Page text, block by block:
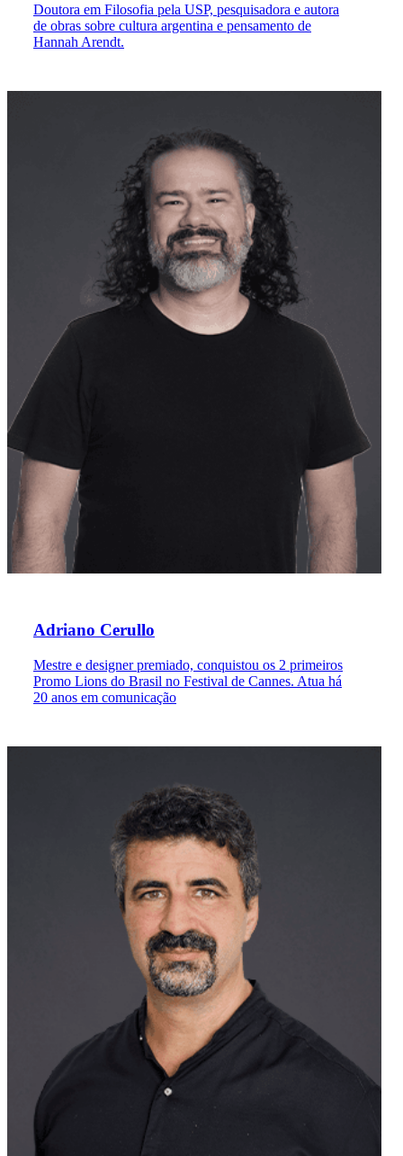
Doutora em Filosofia pela USP, pesquisadora e autora
de obras sobre cultura argentina e pensamento de
Hannah Arendt.
Adriano Cerullo
Mestre e designer premiado, conquistou os 2 primeiros
Promo Lions do Brasil no Festival de Cannes. Atua há
20 anos em comunicação